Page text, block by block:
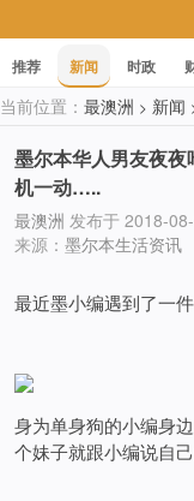
推荐 新闻 时政
科技
职场 美食
当前位置： 最澳洲 > 新闻
墨尔本华人男友夜
机一动…..
最澳洲 发布于 2018-
来源： 墨尔本生活资讯
最近墨小编遇到了一
身为单身狗的小编身
个妹子就跟小编说自